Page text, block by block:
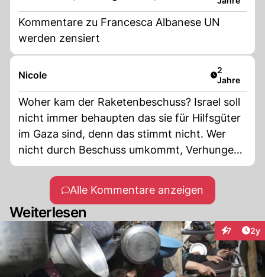
Kommentare zu Francesca Albanese UN
werden zensiert
Nicole Artikel
2
Jahre
Woher kam der Raketenbeschuss? Israel soll
nicht immer behaupten das sie für Hilfsgüter
im Gaza sind, denn das stimmt nicht. Wer
nicht durch Beschuss umkommt, Verhungert
oder stirbt weil die Medizinische Hilfe nicht
vorhanden ist. Das nennt man auch Genozid.
Alle Kommentare anzeigen
Weiterlesen
7 2y